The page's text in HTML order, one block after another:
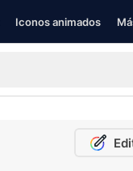
Iconos animados